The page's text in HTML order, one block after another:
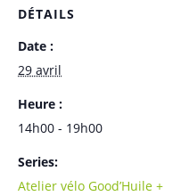
DÉTAILS
Date :
29 avril
Heure :
14h00 - 19h00
Series:
Atelier vélo Good’Huile +